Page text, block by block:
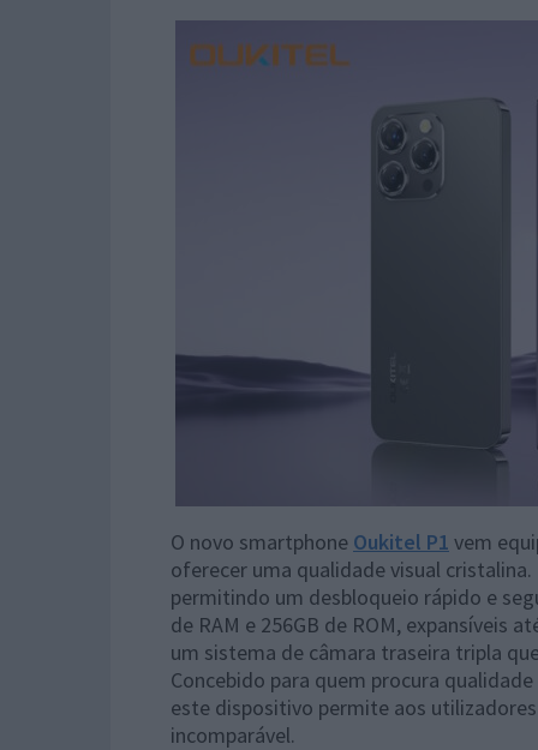
O novo smartphone Oukitel P1 vem
oferecer uma qualidade visual
permitindo um desbloqueio rápido e
de RAM e 256GB de ROM, expansíveis
um sistema de câmara traseira tripla
Concebido para quem procura
este dispositivo permite aos
incomparável.